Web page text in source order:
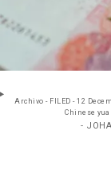
Archivo - FILED - 12
Chinese
-